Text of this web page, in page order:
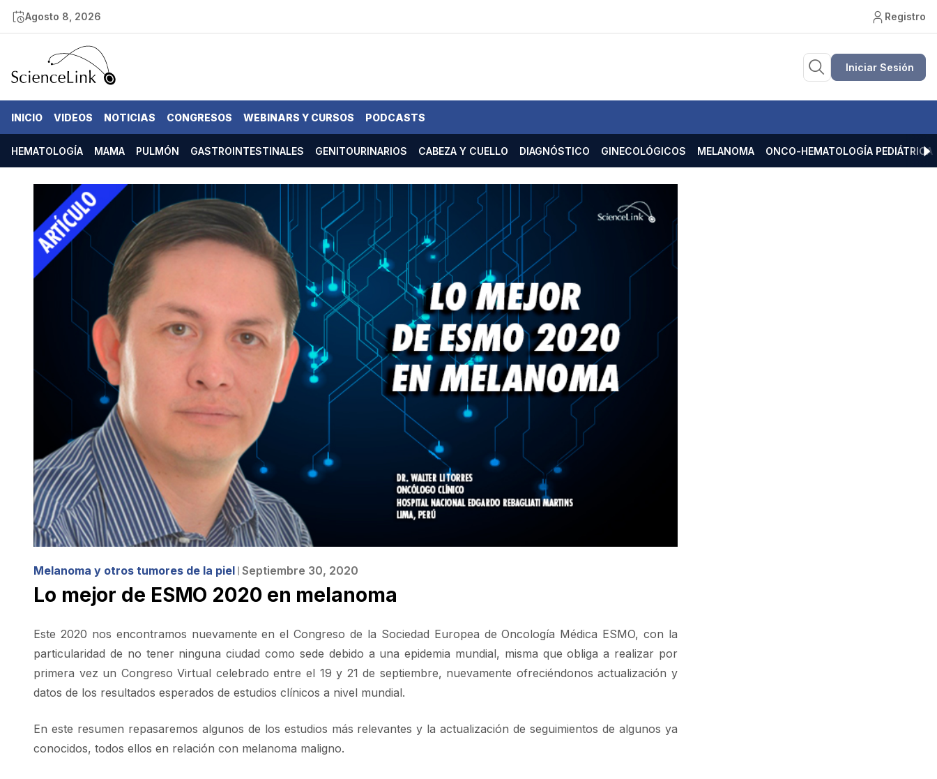
Agosto 8, 2026 Registro
Iniciar Sesión
INICIO VIDEOS NOTICIAS CONGRESOS WEBINARS Y CURSOS PODCASTS
HEMATOLOGÍA MAMA PULMÓN GASTROINTESTINALES GENITOURINARIOS CABEZA Y CUELLO DIAGNÓSTICO GINECOLÓGICOS MELANOMA ONCO-HEMATOLOGÍA PEDIÁTRICA
Melanoma y otros tumores de la piel ❘ Septiembre 30, 2020
Lo mejor de ESMO 2020 en melanoma
Este 2020 nos encontramos nuevamente en el Congreso de la Sociedad Europea de Oncología Médica ESMO, con la
particularidad de no tener ninguna ciudad como sede debido a una epidemia mundial, misma que obliga a realizar por
primera vez un Congreso Virtual celebrado entre el 19 y 21 de septiembre, nuevamente ofreciéndonos actualización y
datos de los resultados esperados de estudios clínicos a nivel mundial.
En este resumen repasaremos algunos de los estudios más relevantes y la actualización de seguimientos de algunos ya
conocidos, todos ellos en relación con melanoma maligno.